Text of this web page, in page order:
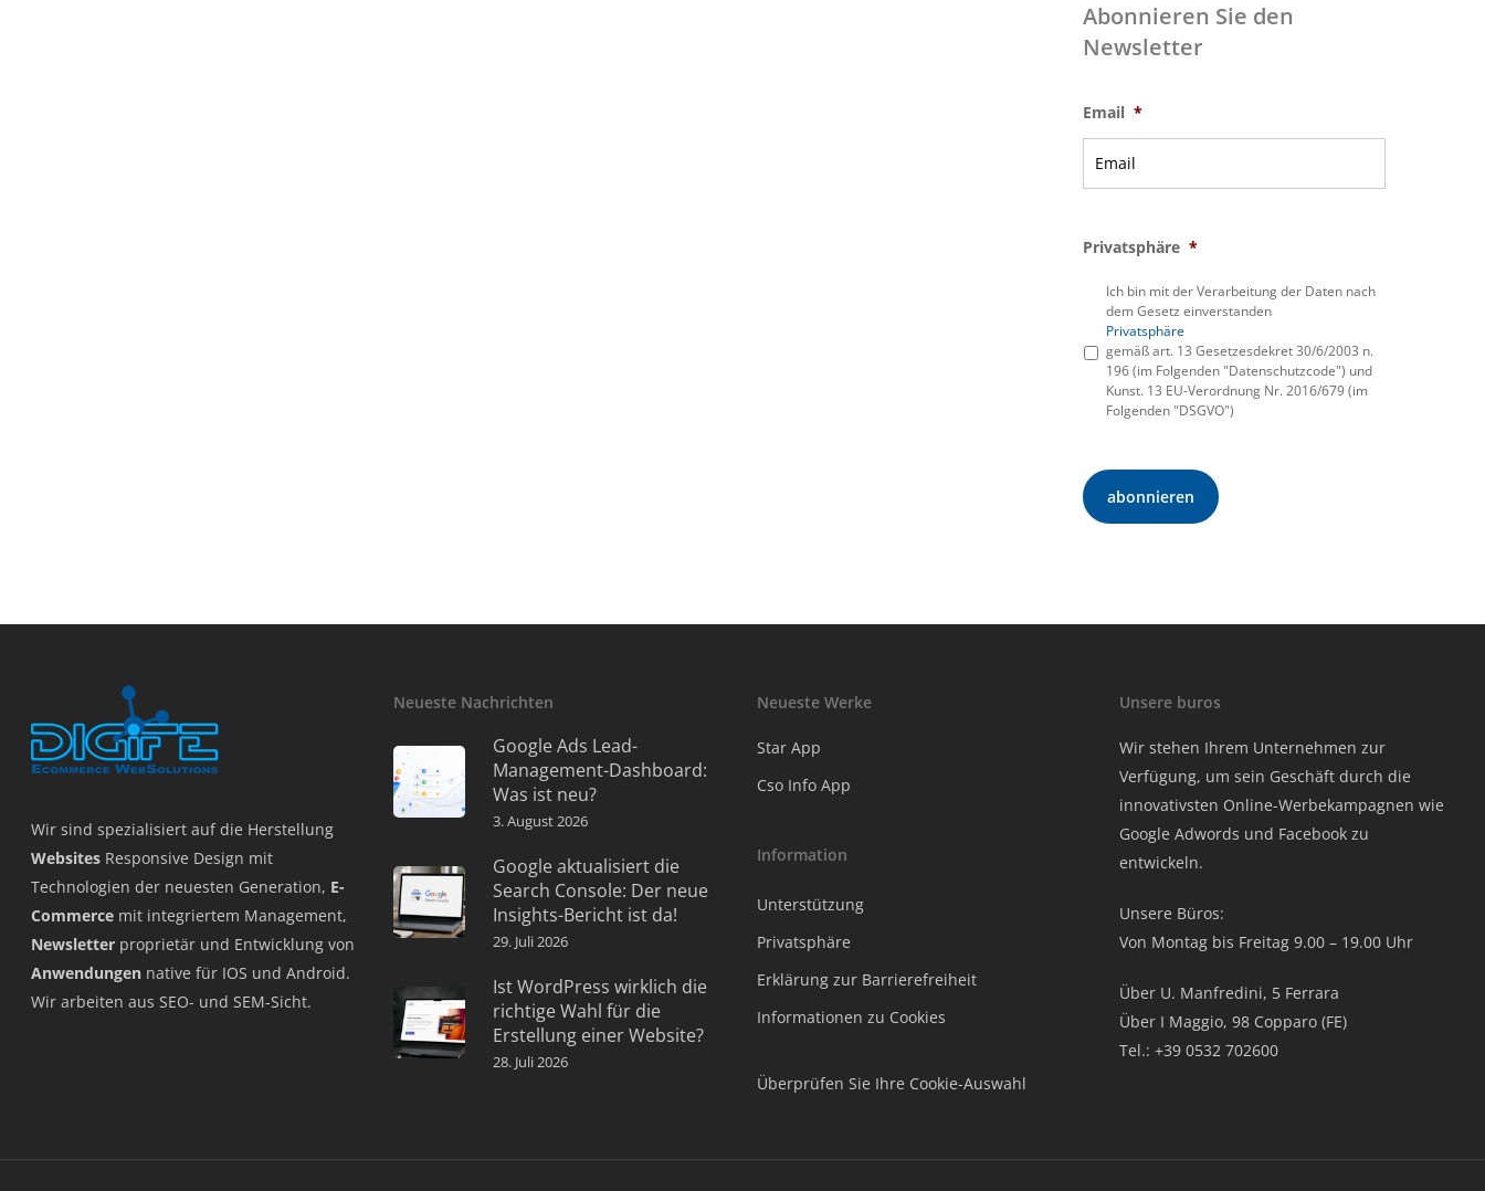
Abonnieren Sie den
Newsletter
Email *
Privatsphäre *
Ich bin mit der Verarbeitung der Daten nach
dem Gesetz einverstanden
Privatsphäre
gemäß art. 13 Gesetzesdekret 30/6/2003 n.
196 (im Folgenden "Datenschutzcode") und
Kunst. 13 EU-Verordnung Nr. 2016/679 (im
Folgenden "DSGVO")
Wir sind spezialisiert auf die Herstellung
Websites Responsive Design mit
Technologien der neuesten Generation, E-
Commerce mit integriertem Management,
Newsletter proprietär und Entwicklung von
Anwendungen native für IOS und Android.
Wir arbeiten aus SEO- und SEM-Sicht.
Neueste Nachrichten
Google Ads Lead-
Management-Dashboard:
Was ist neu?
3. August 2026
Google aktualisiert die
Search Console: Der neue
Insights-Bericht ist da!
29. Juli 2026
Ist WordPress wirklich die
richtige Wahl für die
Erstellung einer Website?
28. Juli 2026
Neueste Werke
Star App
Cso Info App
Information
Unterstützung
Privatsphäre
Erklärung zur Barrierefreiheit
Informationen zu Cookies
Überprüfen Sie Ihre Cookie-Auswahl
Unsere buros
Wir stehen Ihrem Unternehmen zur
Verfügung, um sein Geschäft durch die
innovativsten Online-Werbekampagnen wie
Google Adwords und Facebook zu
entwickeln.
Unsere Büros:
Von Montag bis Freitag 9.00 – 19.00 Uhr
Über U. Manfredini, 5 Ferrara
Über I Maggio, 98 Copparo (FE)
Tel.: +39 0532 702600